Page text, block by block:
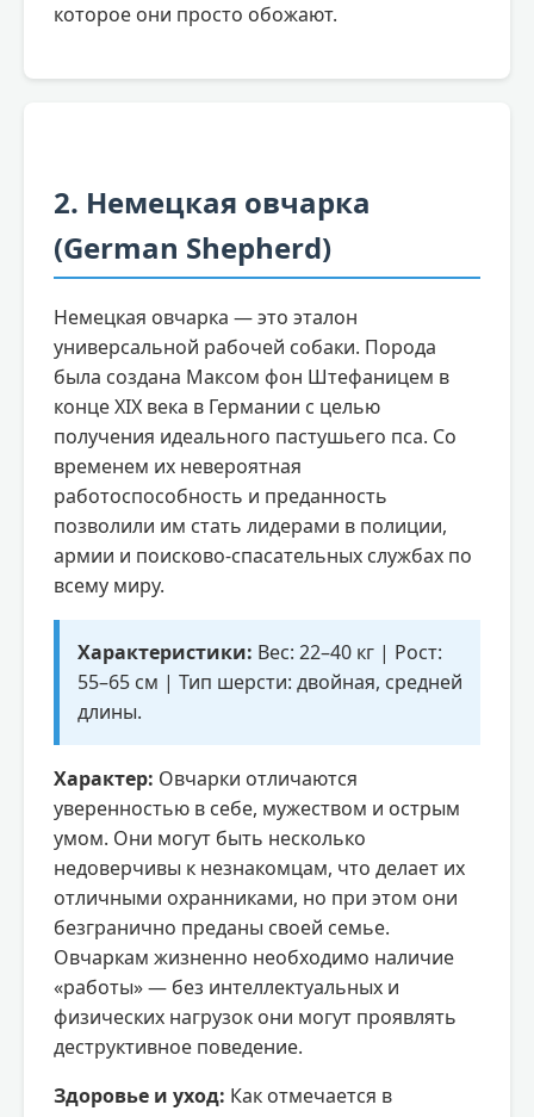
которое они просто обожают.
2. Немецкая овчарка
(German Shepherd)
Немецкая овчарка — это эталон
универсальной рабочей собаки. Порода
была создана Максом фон Штефаницем в
конце XIX века в Германии с целью
получения идеального пастушьего пса. Со
временем их невероятная
работоспособность и преданность
позволили им стать лидерами в полиции,
армии и поисково-спасательных службах по
всему миру.
Характеристики: Вес: 22–40 кг | Рост:
55–65 см | Тип шерсти: двойная, средней
длины.
Характер: Овчарки отличаются
уверенностью в себе, мужеством и острым
умом. Они могут быть несколько
недоверчивы к незнакомцам, что делает их
отличными охранниками, но при этом они
безгранично преданы своей семье.
Овчаркам жизненно необходимо наличие
«работы» — без интеллектуальных и
физических нагрузок они могут проявлять
деструктивное поведение.
Здоровье и уход: Как отмечается в